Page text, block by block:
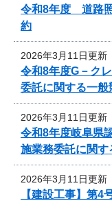
令和8年度 道路
約
2026年3月11日更新
令和8年度G－ク
委託に関する一般
2026年3月11日更新
令和8年度岐阜県
施業務委託に関
2026年3月11日更新
【建設工事】第4